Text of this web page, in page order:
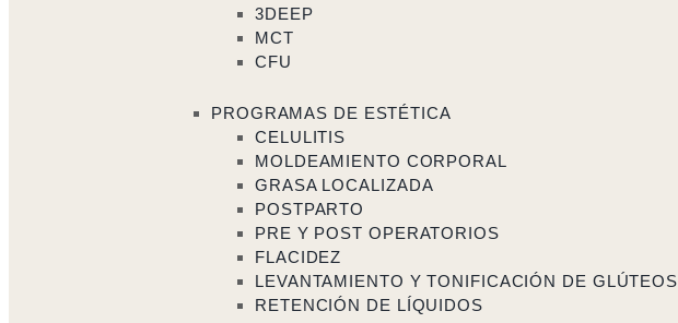
3DEEP
MCT
CFU
PROGRAMAS DE ESTÉTICA
CELULITIS
MOLDEAMIENTO CORPORAL
GRASA LOCALIZADA
POSTPARTO
PRE Y POST OPERATORIOS
FLACIDEZ
LEVANTAMIENTO Y TONIFICACIÓN DE GLÚTEOS
RETENCIÓN DE LÍQUIDOS